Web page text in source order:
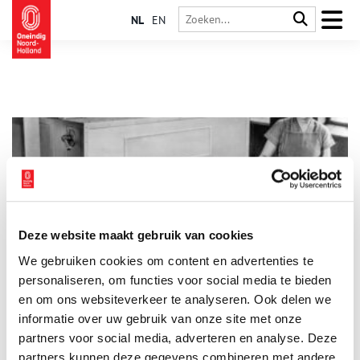
Deze website maakt gebruik van cookies
We gebruiken cookies om content en advertenties te
personaliseren, om functies voor social media te bieden
en om ons websiteverkeer te analyseren. Ook delen we
informatie over uw gebruik van onze site met onze
partners voor social media, adverteren en analyse. Deze
partners kunnen deze gegevens combineren met andere
NL EN
Toen Ericus Verkade in 1886 de Verkadefabriek oprichtte, wist
hij niet dat zijn familiebedrijf ooit bekend zou komen te staan
om de heerlijke koekjes en chocolade. De fabriek maakte
aanvankelijk slechts brood, beschuit en ontbijtkoek, maar daar
zou gauw verandering in komen. Hoe konden de biscuitjes en
chocoladerepen van Verkade tot zo’n begrip uitgroeien? En
misschien nog wel belangrijker: hoe werden ze eigenlijk